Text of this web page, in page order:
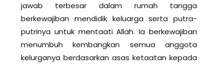
jawab terbesar dalam rumah tangga
berkewajiban mendidik keluarga serta putra-
putrinya untuk mentaati Allah. Ia berkewajiban
menumbuh kembangkan semua anggota
kelurganya berdasarkan asas ketaatan kepada